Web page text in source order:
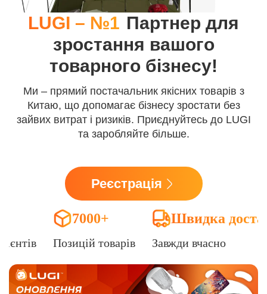
LUGI – №1 Партнер для
зростання вашого
товарного бізнесу!
Ми – прямий постачальник якісних товарів з
Китаю, що допомагає бізнесу зростати без
зайвих витрат і ризиків. Приєднуйтесь до LUGI
та заробляйте більше.
Реєстрація
7000+
Позицій товарів
Швидка
Завжди вчасно